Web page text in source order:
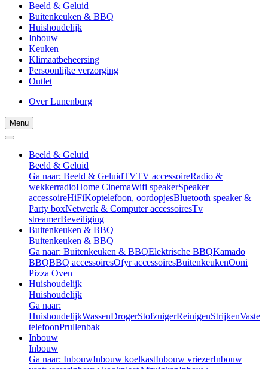
Beeld & Geluid
Buitenkeuken & BBQ
Huishoudelijk
Inbouw
Keuken
Klimaatbeheersing
Persoonlijke verzorging
Outlet
Over Lunenburg
Menu
Beeld & Geluid
Beeld & Geluid
Ga naar: Beeld & GeluidTVTV accessoireRadio &
wekkerradioHome CinemaWifi speakerSpeaker
accessoireHiFiKoptelefoon, oordopjesBluetooth speaker &
Party boxNetwerk & Computer accessoiresTv
streamerBeveiliging
Buitenkeuken & BBQ
Buitenkeuken & BBQ
Ga naar: Buitenkeuken & BBQElektrische BBQKamado
BBQBBQ accessoiresOfyr accessoiresBuitenkeukenOoni
Pizza Oven
Huishoudelijk
Huishoudelijk
Ga naar:
HuishoudelijkWassenDrogerStofzuigerReinigenStrijkenVaste
telefoonPrullenbak
Inbouw
Inbouw
Ga naar: InbouwInbouw koelkastInbouw vriezerInbouw